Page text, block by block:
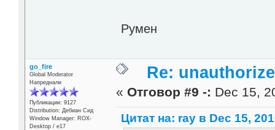
Румен
go_fire
Global Moderator
Напреднали
Публикации: 9127
Distribution: Дебиан Сид
Window Manager: ROX-
Desktop / е17
Re:
« Отговор #9 -: Dec 15,
Цитат на: ray в Dec 15,